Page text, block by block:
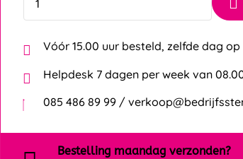
Vóór 15.00 uur besteld, zelfde dag
Helpdesk 7 dagen per week van
085 486 89 99 /
Bestelling maandag verzonden?